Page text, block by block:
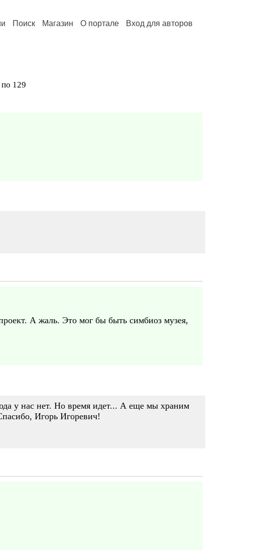
Поиск Магазин О портале Вход для авторов
129
А жаль. Это мог бы быть симбиоз музея,
у нас нет. Но время идет... А еще мы храним
Игорь Игоревич!